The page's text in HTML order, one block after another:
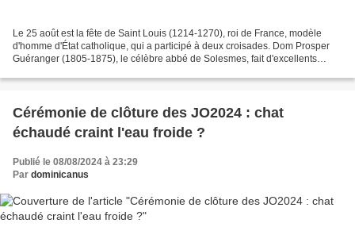
Le 25 août est la fête de Saint Louis (1214-1270), roi de France, modèle
d'homme d'État catholique, qui a participé à deux croisades. Dom Prosper
Guéranger (1805-1875), le célèbre abbé de Solesmes, fait d'excellents
Cérémonie de clôture des JO2024 : chat
échaudé craint l'eau froide ?
Publié le 08/08/2024 à 23:29
Par dominicanus